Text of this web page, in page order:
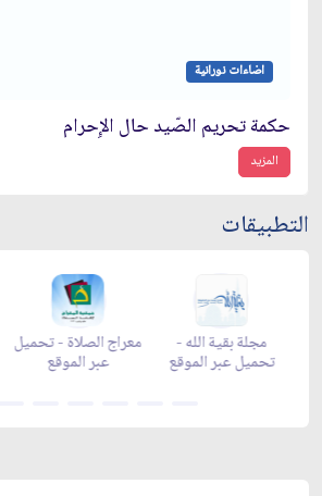
اضاءات نورانية
حكمة تحريم الصّيد حال الإِحرام
المزيد
التطبيقات
مجلة بقية الله -
تحميل عبر الموقع
زاد شهر رمضان -
تحميل عبر الموقع